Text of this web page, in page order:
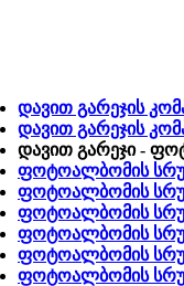
დავით გარეჯის
დავით გარეჯის
დავით გარეჯი -
ფოტოალბომის
ფოტოალბომის
ფოტოალბომის
ფოტოალბომის
ფოტოალბომის
ფოტოალბომის